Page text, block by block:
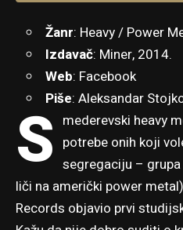
Žanr: Heavy / Power
Izdavač: Miner, 2014.
Web: Facebook
Piše: Aleksandar
S mederevski heavy
potrebe onih koji
segregaciju –
liči na američki power
Records objavio prvi